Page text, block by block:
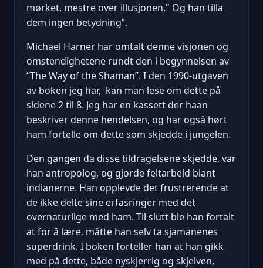
mørket, mestre over illusjonen." Og han tilla
dem ingen betydning”.
Michael Harner har omtalt denne visjonen og
omstendighetene rundt den i begynnelsen av
“The Way of the Shaman”. I den 1990-utgaven
av boken jeg har, kan man lese om dette på
sidene 2 til 8. Jeg har en kassett der haan
beskriver denne hendelsen, og har også hørt
ham fortelle om dette som skjedde i jungelen.
Den gangen da disse tildragelsene skjedde, var
han antropolog, og gjorde feltarbeid blant
indianerne. Han opplevde det frustrerende at
de ikke delte sine erfasringer med det
overnaturlige med ham. Til slutt ble han fortalt
at for å lære, måtte han selv ta sjamanenes
superdrink. I boken forteller han at han gikk
med på dette, både nyskjerrig og skjelven,